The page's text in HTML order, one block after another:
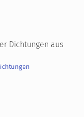
Dichtungen aus